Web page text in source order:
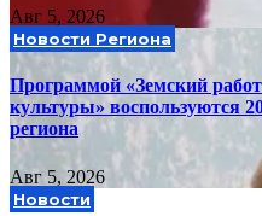
Авг 5, 2026
Новости Региона
Программой «Земский
культуры» воспользуются
региона
Авг 5, 2026
Новости